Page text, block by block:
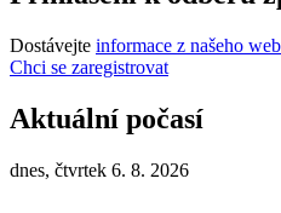
Dostávejte informace z našeho
Chci se zaregistrovat
Aktuální počasí
dnes, čtvrtek 6. 8. 2026